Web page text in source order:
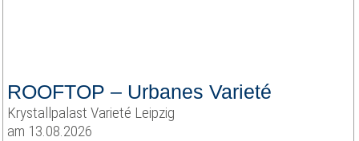
ROOFTOP – Urbanes Varieté
Krystallpalast Varieté Leipzig
am 13.08.2026